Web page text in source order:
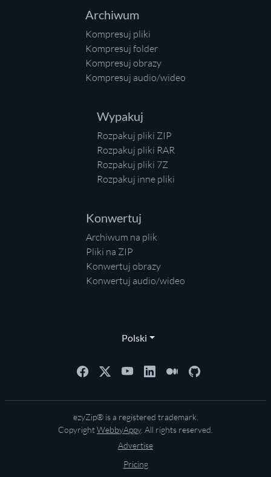
Archiwum
Kompresuj pliki
Kompresuj folder
Kompresuj obrazy
Kompresuj audio/wideo
Wypakuj
Rozpakuj pliki ZIP
Rozpakuj pliki RAR
Rozpakuj pliki 7Z
Rozpakuj inne pliki
Konwertuj
Archiwum na plik
Pliki na ZIP
Konwertuj obrazy
Konwertuj audio/wideo
Polski
ezyZip® is a registered trademark.
CopyrightWebbyAppy. All rights reserved.
Advertise
Pricing